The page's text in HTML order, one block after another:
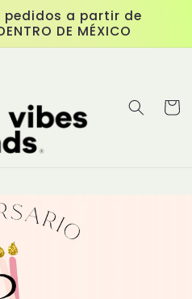
pedidos a partir de
DE MÉXICO
物